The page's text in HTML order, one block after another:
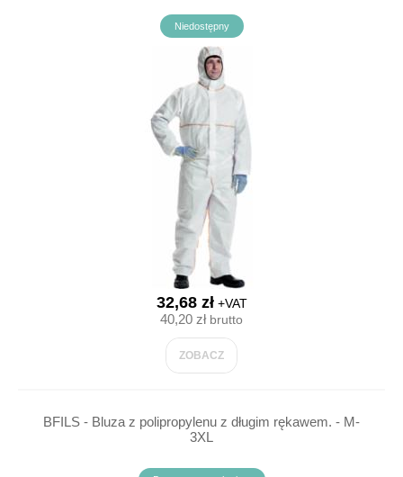
Niedostępny
32,68 zł+VAT
40,20 złbrutto
ZOBACZ
BFILS - Bluza z polipropylenu z długim rękawem. - M-
3XL